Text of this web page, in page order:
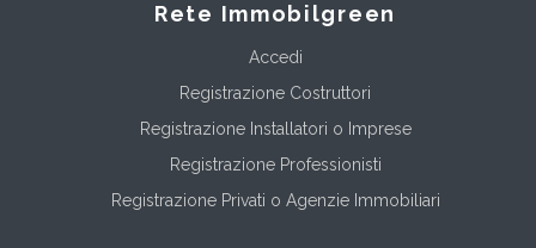
Rete Immobilgreen
Accedi
Registrazione Costruttori
Registrazione Installatori o Imprese
Registrazione Professionisti
Registrazione Privati o Agenzie Immobiliari